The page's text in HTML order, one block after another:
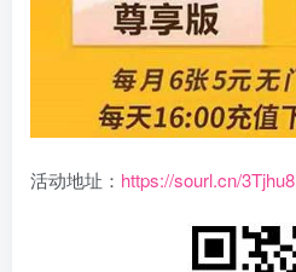
活动地址： https://sourl.cn/3Tjhu8